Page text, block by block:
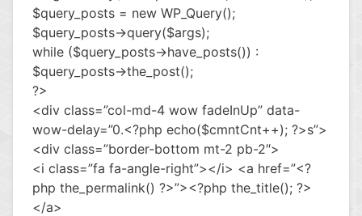
$query_posts = new WP_Query();
$query_posts->query($args);
while ($query_posts->have_posts()) :
$query_posts->the_post();
?>
<div class=”col-md-4 wow fadeInUp” data-
wow-delay=”0.<?php echo($cmntCnt++); ?>s”>
<div class=”border-bottom mt-2 pb-2″>
<i class=”fa fa-angle-right”></i> <a href=”<?
php the_permalink() ?>”><?php the_title(); ?>
</a>